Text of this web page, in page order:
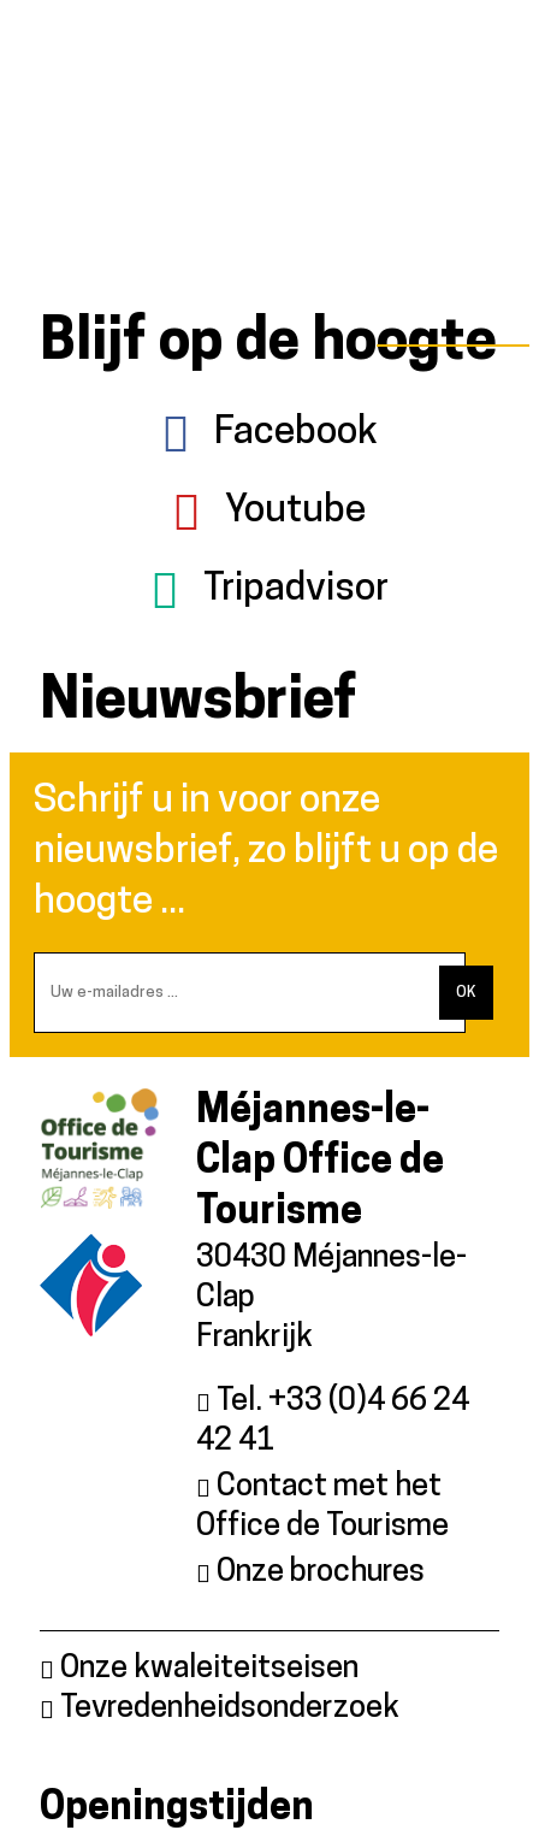
Blijf op de hoogte
Facebook
Youtube
Tripadvisor
Nieuwsbrief
Schrijf u in voor onze
nieuwsbrief, zo blijft u op de
hoogte ...
Méjannes-le-
Clap Office de
Tourisme
30430 Méjannes-le-
Clap
Frankrijk
Tel. +33 (0)4 66 24
42 41
Contact met het
Office de Tourisme
Onze brochures
Onze kwaleiteitseisen
Tevredenheidsonderzoek
Openingstijden